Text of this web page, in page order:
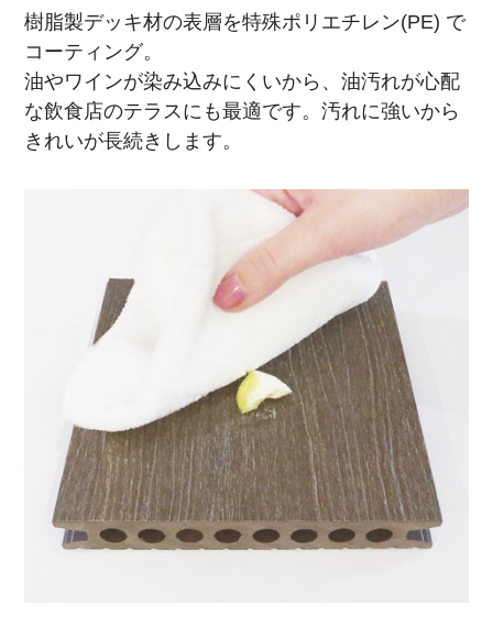
樹脂製デッキ材の表層を特殊ポリエチレン(PE) で
コーティング。
油やワインが染み込みにくいから、油汚れが心配
な飲食店のテラスにも最適です。汚れに強いから
きれいが長続きします。